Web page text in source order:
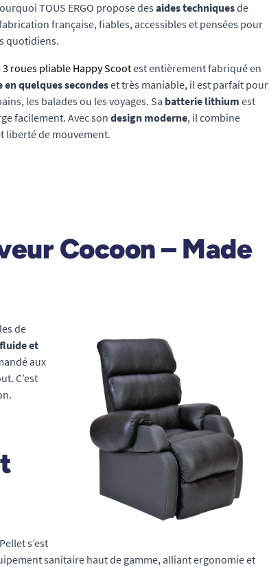
TOUS ERGO propose des aides techniquesde
française, fiables, accessibles et pensées pour
quotidiens.
roues pliable Happy Scootest entièrement fabriqué en
en quelques secondeset très maniable, il est parfait pour
les balades ou les voyages. Sa batterie lithium est
facilement. Avec son design moderne, il combine
liberté de mouvement.
Cocoon – Made
de
et
aux
C’est
s’est
sanitaire haut de gamme, alliant ergonomie et